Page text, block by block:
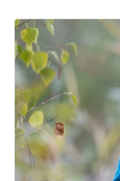
V
ý
p
i
s
p
r
o
d